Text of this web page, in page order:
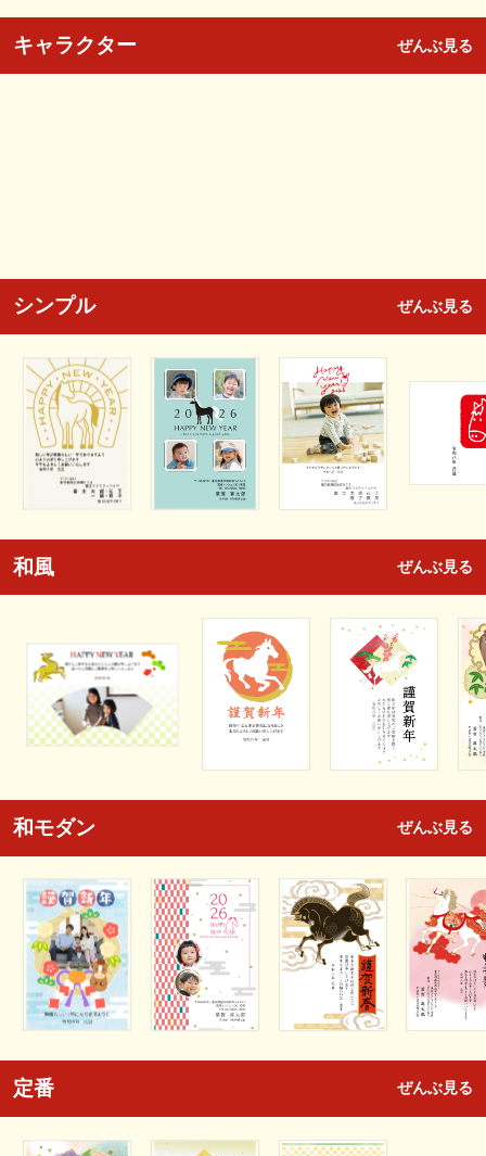
キャラクター ぜんぶ見る
シンプル ぜんぶ見る
和風 ぜんぶ見る
和モダン ぜんぶ見る
定番 ぜんぶ見る